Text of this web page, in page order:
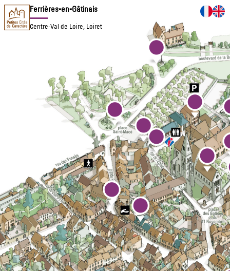
Ferrières-en-Gâtinais
Centre-Val de Loire, Loiret